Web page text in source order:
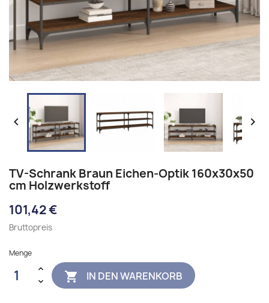
 
TV-Schrank Braun Eichen-Optik 160x30x50
cm Holzwerkstoff
101,42 €
Bruttopreis
Menge
 IN DEN WARENKORB